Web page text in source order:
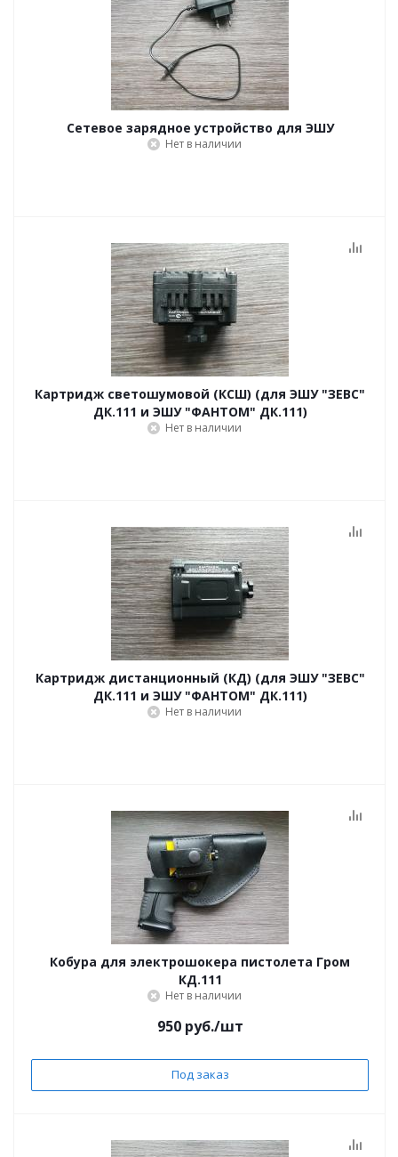
Сетевое зарядное устройство для ЭШУ
Нет в наличии
Картридж светошумовой (КСШ) (для ЭШУ "ЗЕВС"
ДК.111 и ЭШУ "ФАНТОМ" ДК.111)
Нет в наличии
Картридж дистанционный (КД) (для ЭШУ "ЗЕВС"
ДК.111 и ЭШУ "ФАНТОМ" ДК.111)
Нет в наличии
Кобура для электрошокера пистолета Гром
КД.111
Нет в наличии
950руб./шт
Под заказ